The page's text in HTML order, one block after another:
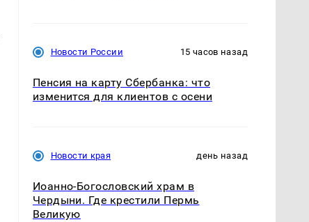
Новости России 15 часов назад
Пенсия на карту Сбербанка: что
изменится для клиентов с осени
Новости края день назад
Иоанно-Богословский храм в
Чердыни. Где крестили Пермь
Великую